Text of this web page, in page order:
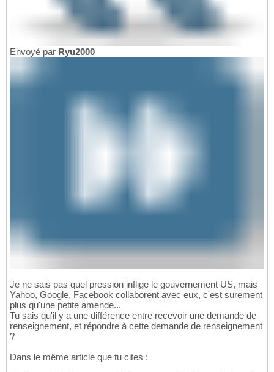
Envoyé par Ryu2000
Je ne sais pas quel pression inflige le gouvernement US, mais
Yahoo, Google, Facebook collaborent avec eux, c'est surement
plus qu'une petite amende...
Tu sais qu'il y a une différence entre recevoir une demande de
renseignement, et répondre à cette demande de renseignement
?
Dans le même article que tu cites :